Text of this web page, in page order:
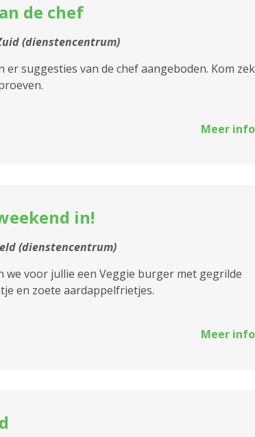
2030 Antwerpen
2040 Berendrecht
2050 Antwerpen-
2600 Berchem
2610 Wilrijk
Sluiten
de chef
(dienstencentrum)
er suggesties van de chef aangeboden. Kom
Meer info
in!
(dienstencentrum)
we voor jullie een Veggie burger met gegrilde
en zoete aardappelfrietjes.
Meer info